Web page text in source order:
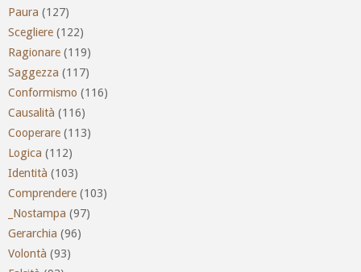
Paura (127)
Scegliere (122)
Ragionare (119)
Saggezza (117)
Conformismo (116)
Causalità (116)
Cooperare (113)
Logica (112)
Identità (103)
Comprendere (103)
_Nostampa (97)
Gerarchia (96)
Volontà (93)